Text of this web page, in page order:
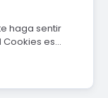
haga sentir
Cookies es…